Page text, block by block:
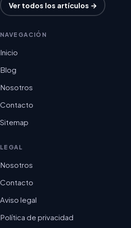
Ver todos los artículos →
NAVEGACIÓN
Inicio
Blog
Nosotros
Contacto
Sitemap
LEGAL
Nosotros
Contacto
Aviso legal
Política de privacidad